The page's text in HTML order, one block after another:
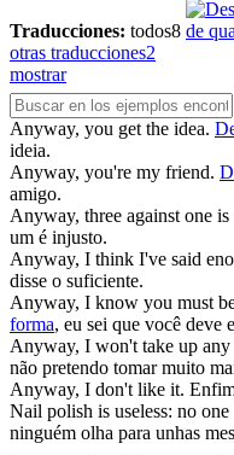
Traducciones: todos8 de
otras traducciones2
mostrar
Anyway, you get the idea.
ideia.
Anyway, you're my friend.
amigo.
Anyway, three against one
um é injusto.
Anyway, I think I've said
disse o suficiente.
Anyway, I know you must
forma, eu sei que você deve
Anyway, I won't take up
não pretendo tomar muito
Anyway, I don't like it.
Nail polish is useless: no
ninguém olha para unhas